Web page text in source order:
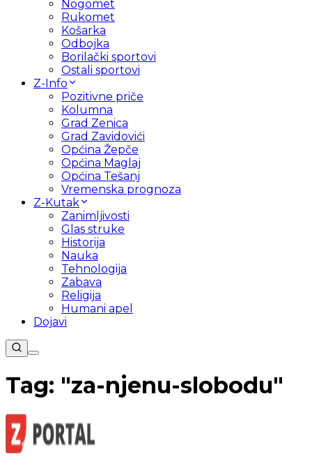
Nogomet
Rukomet
Košarka
Odbojka
Borilački sportovi
Ostali sportovi
Z-Info
Pozitivne priče
Kolumna
Grad Zenica
Grad Zavidovići
Općina Žepče
Općina Maglaj
Općina Tešanj
Vremenska prognoza
Z-Kutak
Zanimljivosti
Glas struke
Historija
Nauka
Tehnologija
Zabava
Religija
Humani apel
Dojavi
Tag: "za-njenu-slobodu"